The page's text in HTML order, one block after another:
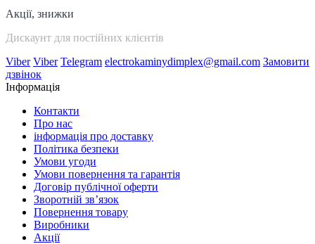
Акції, знижки
Дискаунт для постійних клієнтів
Viber Viber Telegram electrokaminydimplex@gmail.com Замовити
дзвінок
Інформація
Контакти
Про нас
інформація про доставку
Політика безпеки
Умови угоди
Умови повернення та гарантія
Договір публічної оферти
Зворотній зв’язок
Повернення товару
Виробники
Акції